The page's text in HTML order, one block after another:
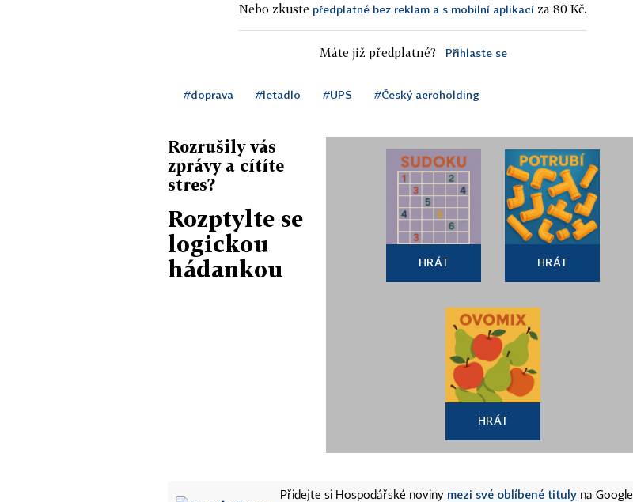
Nebo zkuste předplatné bez reklam a s mobilní aplikací za 80 Kč.
Máte již předplatné? Přihlaste se
#doprava #letadlo #UPS #Český aeroholding
Rozrušily vás
zprávy a cítíte
stres?
Rozptylte se
logickou
hádankou
HRÁT HRÁT
HRÁT
Přidejte si Hospodářské noviny mezi své oblíbené tituly na Google